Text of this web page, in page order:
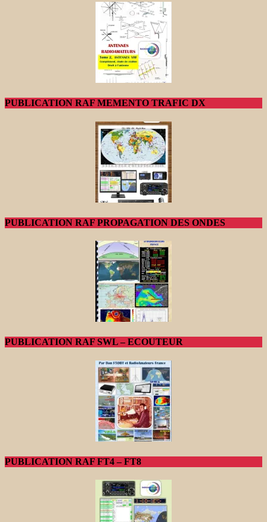
PUBLICATION RAF MEMENTO TRAFIC DX
PUBLICATION RAF PROPAGATION DES ONDES
PUBLICATION RAF SWL – ECOUTEUR
PUBLICATION RAF FT4 – FT8